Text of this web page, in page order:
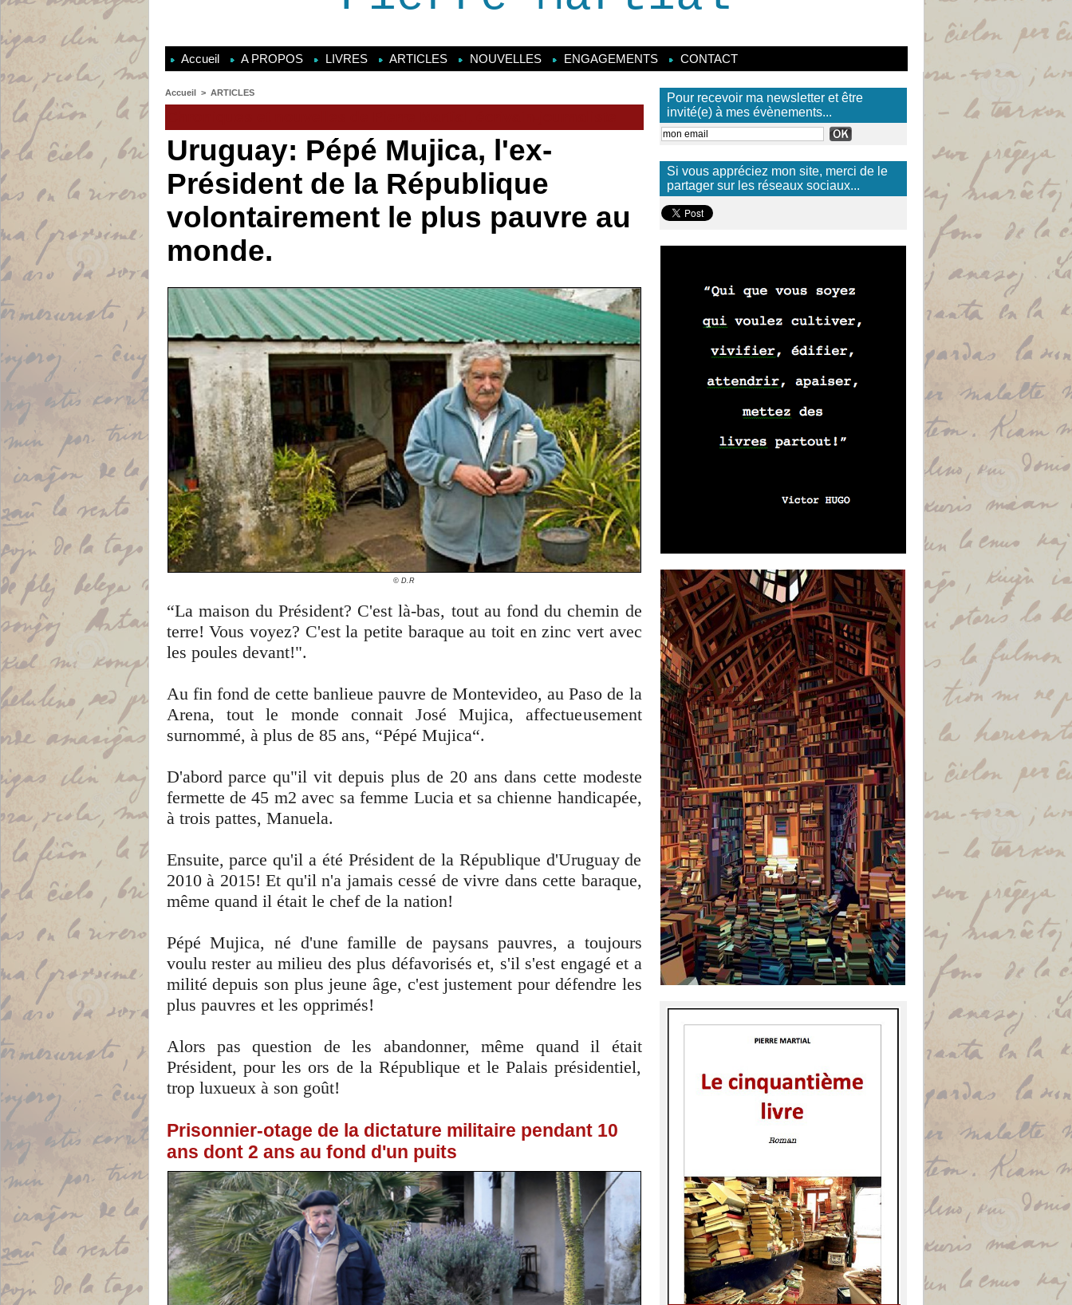
Accueil A PROPOS LIVRES ARTICLES NOUVELLES ENGAGEMENTS CONTACT
Accueil > ARTICLES
Uruguay: Pépé Mujica, l'ex-
Président de la République
volontairement le plus pauvre au
monde.
© D.R
“La maison du Président? C'est là-bas, tout au fond du chemin de
terre! Vous voyez? C'est la petite baraque au toit en zinc vert avec
les poules devant!".
Au fin fond de cette banlieue pauvre de Montevideo, au Paso de la
Arena, tout le monde connait José Mujica, affectueusement
surnommé, à plus de 85 ans, “Pépé Mujica“.
D'abord parce qu"il vit depuis plus de 20 ans dans cette modeste
fermette de 45 m2 avec sa femme Lucia et sa chienne handicapée,
à trois pattes, Manuela.
Ensuite, parce qu'il a été Président de la République d'Uruguay de
2010 à 2015! Et qu'il n'a jamais cessé de vivre dans cette baraque,
même quand il était le chef de la nation!
Pépé Mujica, né d'une famille de paysans pauvres, a toujours
voulu rester au milieu des plus défavorisés et, s'il s'est engagé et a
milité depuis son plus jeune âge, c'est justement pour défendre les
plus pauvres et les opprimés!
Alors pas question de les abandonner, même quand il était
Président, pour les ors de la République et le Palais présidentiel,
trop luxueux à son goût!
Prisonnier-otage de la dictature militaire pendant 10
ans dont 2 ans au fond d'un puits
Pour recevoir ma newsletter et être
invité(e) à mes évènements...
Si vous appréciez mon site, merci de le
partager sur les réseaux sociaux...